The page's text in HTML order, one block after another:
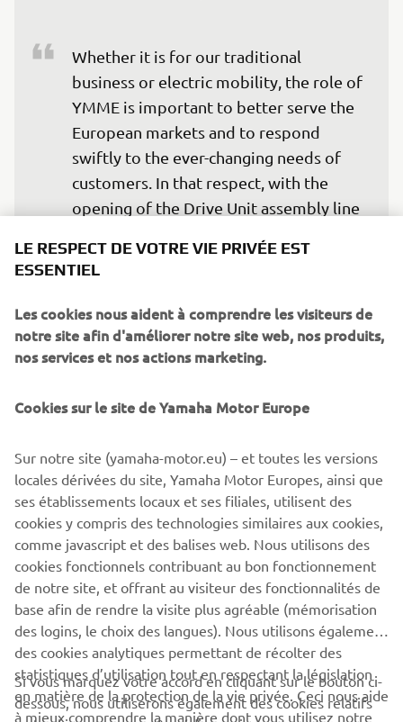
Whether it is for our traditional
business or electric mobility, the role of
YMME is important to better serve the
European markets and to respond
swiftly to the ever-changing needs of
customers. In that respect, with the
opening of the Drive Unit assembly line
OEM customers swiftly and with
more agile and reactive production
planning.
1
EXPLORE THE YAMAHA PWSERIES S2
CORPORATE
LE RESPECT DE VOTRE VIE PRIVÉE EST
ESSENTIEL
Les cookies nous aident à comprendre les visiteurs de
notre site afin d'améliorer notre site web, nos produits,
nos services et nos actions marketing.
Cookies sur le site de Yamaha Motor Europe
Sur notre site (yamaha-motor.eu) – et toutes les versions
locales dérivées du site, Yamaha Motor Europes, ainsi que
ses établissements locaux et ses filiales, utilisent des
cookies y compris des technologies similaires aux cookies,
comme javascript et des balises web. Nous utilisons des
cookies fonctionnels contribuant au bon fonctionnement
de notre site, et offrant au visiteur des fonctionnalités de
base afin de rendre la visite plus agréable (mémorisation
des logins, le choix des langues). Nous utilisons également
des cookies analytiques permettant de récolter des
statistiques d’utilisation tout en respectant la législation
en matière de la protection de la vie privée. Ceci nous aide
à mieux comprendre la manière dont vous utilisez notre
Si vous marquez votre accord en cliquant sur le bouton ci-
dessous, nous utiliserons également des cookies relatifs